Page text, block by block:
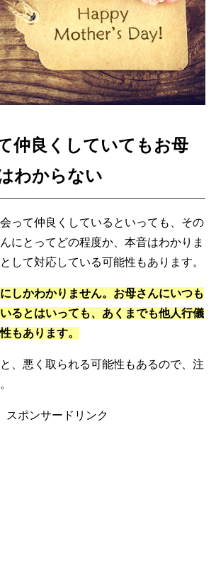
仲良くしていてもお母
わからない
って仲良くしているといっても、その
にとってどの程度か、本音はわかりま
して対応している可能性もあります。
しかわかりません。お母さんにいつも
るとはいっても、あくまでも他人行儀
もあります。
、悪く取られる可能性もあるので、注
スポンサードリンク